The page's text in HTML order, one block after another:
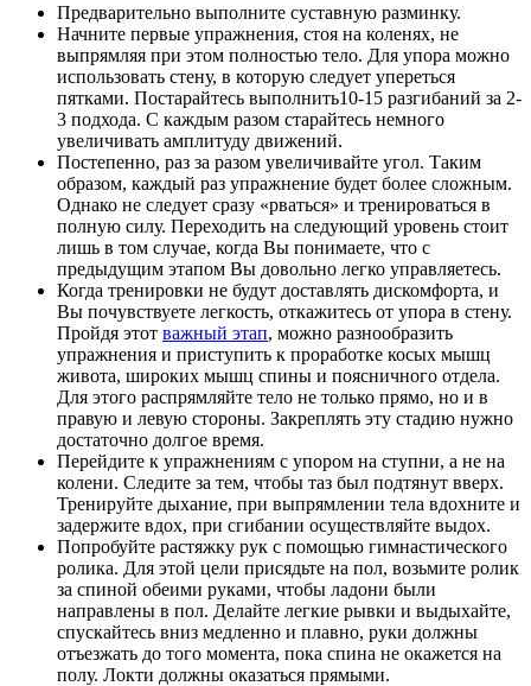
Предварительно выполните суставную разминку.
Начните первые упражнения, стоя на коленях, не
выпрямляя при этом полностью тело. Для упора можно
использовать стену, в которую следует упереться
пятками. Постарайтесь выполнить10-15 разгибаний за 2-
3 подхода. С каждым разом старайтесь немного
увеличивать амплитуду движений.
Постепенно, раз за разом увеличивайте угол. Таким
образом, каждый раз упражнение будет более сложным.
Однако не следует сразу «рваться» и тренироваться в
полную силу. Переходить на следующий уровень стоит
лишь в том случае, когда Вы понимаете, что с
предыдущим этапом Вы довольно легко управляетесь.
Когда тренировки не будут доставлять дискомфорта, и
Вы почувствуете легкость, откажитесь от упора в стену.
Пройдя этот важный этап, можно разнообразить
упражнения и приступить к проработке косых мышц
живота, широких мышц спины и поясничного отдела.
Для этого распрямляйте тело не только прямо, но и в
правую и левую стороны. Закреплять эту стадию нужно
достаточно долгое время.
Перейдите к упражнениям с упором на ступни, а не на
колени. Следите за тем, чтобы таз был подтянут вверх.
Тренируйте дыхание, при выпрямлении тела вдохните и
задержите вдох, при сгибании осуществляйте выдох.
Попробуйте растяжку рук с помощью гимнастического
ролика. Для этой цели присядьте на пол, возьмите ролик
за спиной обеими руками, чтобы ладони были
направлены в пол. Делайте легкие рывки и выдыхайте,
спускайтесь вниз медленно и плавно, руки должны
отъезжать до того момента, пока спина не окажется на
полу. Локти должны оказаться прямыми.